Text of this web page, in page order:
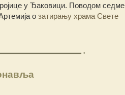
у Ђаковици. Поводом седме
о затирању храма Свете